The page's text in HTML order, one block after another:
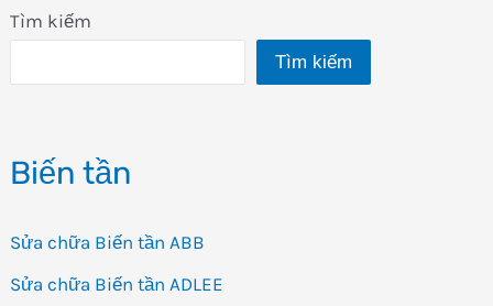
Tìm kiếm
Tìm kiếm
Biến tần
Sửa chữa Biến tần ABB
Sửa chữa Biến tần ADLEE